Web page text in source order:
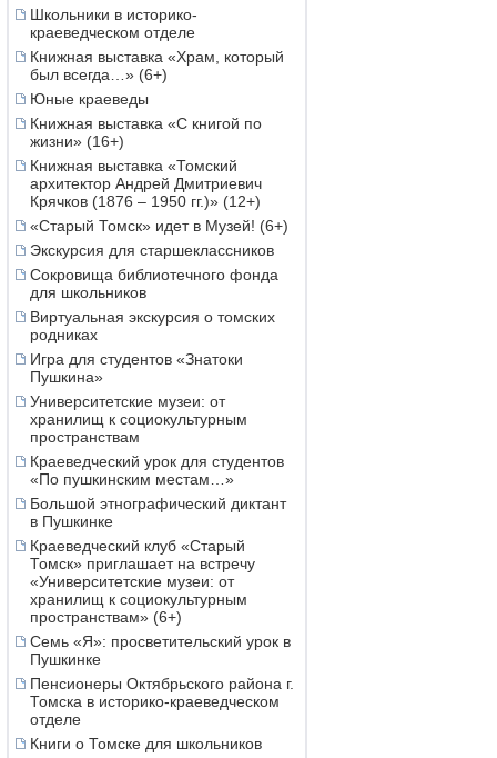
Школьники в историко-
краеведческом отделе
Книжная выставка «Храм, который
был всегда…» (6+)
Юные краеведы
Книжная выставка «С книгой по
жизни» (16+)
Книжная выставка «Томский
архитектор Андрей Дмитриевич
Крячков (1876 – 1950 гг.)» (12+)
«Старый Томск» идет в Музей! (6+)
Экскурсия для старшеклассников
Сокровища библиотечного фонда
для школьников
Виртуальная экскурсия о томских
родниках
Игра для студентов «Знатоки
Пушкина»
Университетские музеи: от
хранилищ к социокультурным
пространствам
Краеведческий урок для студентов
«По пушкинским местам…»
Большой этнографический диктант
в Пушкинке
Краеведческий клуб «Старый
Томск» приглашает на встречу
«Университетские музеи: от
хранилищ к социокультурным
пространствам» (6+)
Семь «Я»: просветительский урок в
Пушкинке
Пенсионеры Октябрьского района г.
Томска в историко-краеведческом
отделе
Книги о Томске для школьников